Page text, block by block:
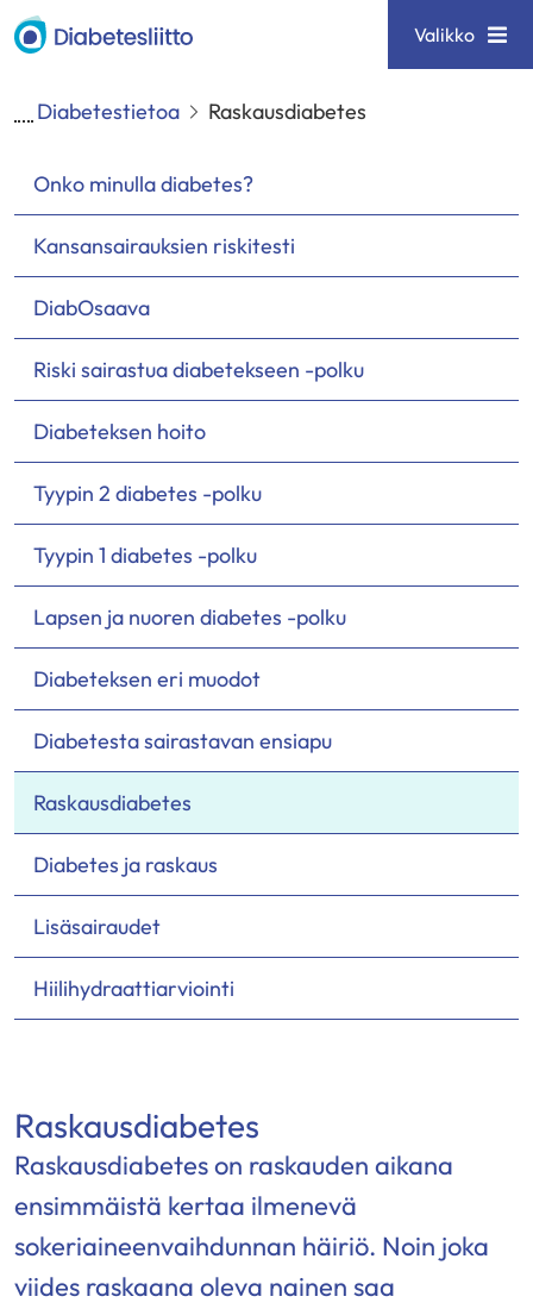
Siirry
sisältöön
Diabetesliitto Valikko
Diabetestietoa Raskausdiabetes
Onko minulla diabetes?
Kansansairauksien riskitesti
DiabOsaava
Riski sairastua diabetekseen -polku
Diabeteksen hoito
Tyypin 2 diabetes -polku
Tyypin 1 diabetes -polku
Lapsen ja nuoren diabetes -polku
Diabeteksen eri muodot
Diabetesta sairastavan ensiapu
Raskausdiabetes
Diabetes ja raskaus
Lisäsairaudet
Hiilihydraattiarviointi
Raskausdiabetes
Raskausdiabetes on raskauden aikana
ensimmäistä kertaa ilmenevä
sokeriaineenvaihdunnan häiriö. Noin joka
viides raskaana oleva nainen saa